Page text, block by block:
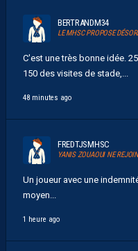
BERTRANDM34
C'est une très bonne idée.
150 des visites de stade,...
48 minutes ago
FREDTJSMHSC
YANIS ZOUAOUI NE
Un joueur avec une
moyen...
1 heure ago